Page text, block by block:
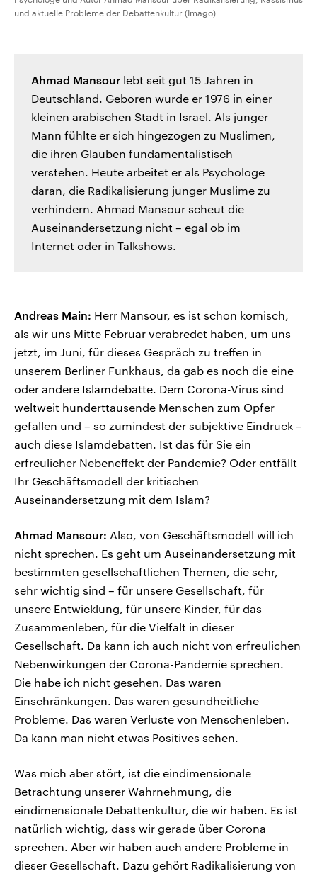
und aktuelle Probleme der Debattenkultur (Imago)
Ahmad Mansour lebt seit gut 15 Jahren in
Deutschland. Geboren wurde er 1976 in einer
kleinen arabischen Stadt in Israel. Als junger
Mann fühlte er sich hingezogen zu Muslimen,
die ihren Glauben fundamentalistisch
verstehen. Heute arbeitet er als Psychologe
daran, die Radikalisierung junger Muslime zu
verhindern. Ahmad Mansour scheut die
Auseinandersetzung nicht – egal ob im
Internet oder in Talkshows.
Andreas Main: Herr Mansour, es ist schon komisch,
als wir uns Mitte Februar verabredet haben, um uns
jetzt, im Juni, für dieses Gespräch zu treffen in
unserem Berliner Funkhaus, da gab es noch die eine
oder andere Islamdebatte. Dem Corona-Virus sind
weltweit hunderttausende Menschen zum Opfer
gefallen und – so zumindest der subjektive Eindruck –
auch diese Islamdebatten. Ist das für Sie ein
erfreulicher Nebeneffekt der Pandemie? Oder entfällt
Ihr Geschäftsmodell der kritischen
Auseinandersetzung mit dem Islam?
Ahmad Mansour: Also, von Geschäftsmodell will ich
nicht sprechen. Es geht um Auseinandersetzung mit
bestimmten gesellschaftlichen Themen, die sehr,
sehr wichtig sind – für unsere Gesellschaft, für
unsere Entwicklung, für unsere Kinder, für das
Zusammenleben, für die Vielfalt in dieser
Gesellschaft. Da kann ich auch nicht von erfreulichen
Nebenwirkungen der Corona-Pandemie sprechen.
Die habe ich nicht gesehen. Das waren
Einschränkungen. Das waren gesundheitliche
Probleme. Das waren Verluste von Menschenleben.
Da kann man nicht etwas Positives sehen.
Was mich aber stört, ist die eindimensionale
Betrachtung unserer Wahrnehmung, die
eindimensionale Debattenkultur, die wir haben. Es ist
natürlich wichtig, dass wir gerade über Corona
sprechen. Aber wir haben auch andere Probleme in
dieser Gesellschaft. Dazu gehört Radikalisierung von